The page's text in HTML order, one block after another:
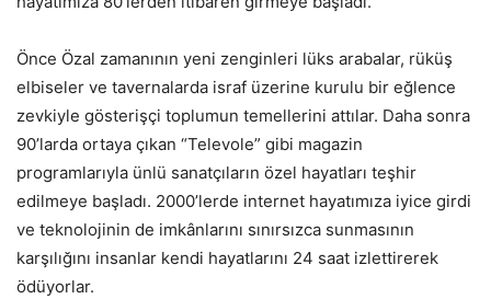
Önce Özal zamanının yeni zenginleri lüks arabalar, rüküş
elbiseler ve tavernalarda israf üzerine kurulu bir eğlence
zevkiyle gösterişçi toplumun temellerini attılar. Daha sonra
90’larda ortaya çıkan “Televole” gibi magazin
programlarıyla ünlü sanatçıların özel hayatları teşhir
edilmeye başladı. 2000’lerde internet hayatımıza iyice girdi
ve teknolojinin de imkânlarını sınırsızca sunmasının
karşılığını insanlar kendi hayatlarını 24 saat izlettirerek
ödüyorlar.